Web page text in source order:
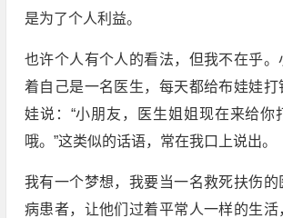
是为了个人利益。
也许个人有个人的看法，但我不在乎。
着自己是一名医生，每天都给布娃娃打
娃说：“小朋友，医生姐姐现在来给你
哦。”这类似的话语，常在我口上说出。
我有一个梦想，我要当一名救死扶伤
病患者，让他们过着平常人一样的生活